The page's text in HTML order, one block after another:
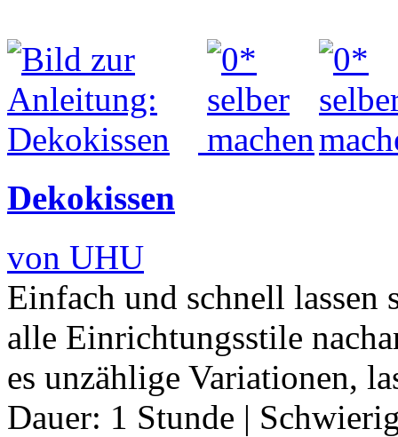
Dekokissen
von UHU
Einfach und schnell lassen
alle Einrichtungsstile
es unzählige Variationen,
Dauer: 1 Stunde |